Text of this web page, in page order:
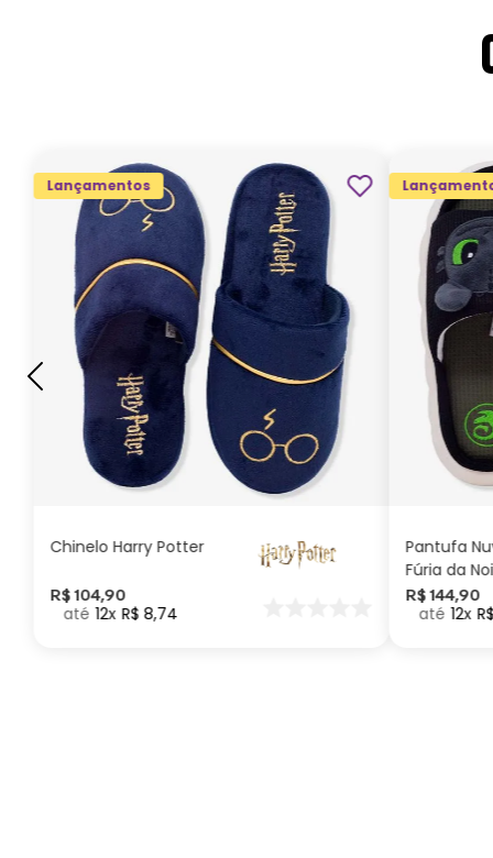
Lançamentos
Chinelo Harry Potter
R$ 104,90
12 R$ 8,74
G GG M P
ADICIONAR AO
CARRINHO
Pantufa
Fúria da
Como
seu Dragão
R$ 144,90
12 R$